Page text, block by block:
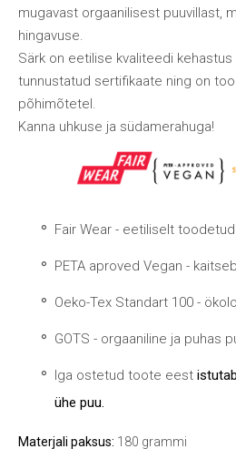
mugavast orgaanilisest puuvillast,
hingavuse.
Särk on eetilise kvaliteedi
tunnustatud sertifikaate ning on
põhimõtetel.
Kanna uhkuse ja südamerahuga!
Fair Wear - eetiliselt toodetud
PETA aproved Vegan -
Oeko-Tex Standart 100 -
GOTS - orgaaniline ja puhas
Iga ostetud toote eest
ühe puu.
Materjali paksus: 180 grammi